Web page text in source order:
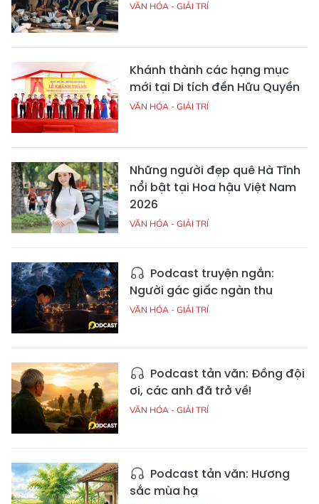
VĂN HÓA - GIẢI TRÍ
Khánh thành các hạng mục
mới tại Di tích đền Hữu Quyền
VĂN HÓA - GIẢI TRÍ
Những người đẹp quê Hà Tĩnh
nổi bật tại Hoa hậu Việt Nam
2026
VĂN HÓA - GIẢI TRÍ
Podcast truyện ngắn:
Người gác giấc ngàn thu
VĂN HÓA - GIẢI TRÍ
Podcast tản văn: Đồng đội
ơi, các anh đã trở về!
VĂN HÓA - GIẢI TRÍ
Podcast tản văn: Hương
sắc mùa hạ